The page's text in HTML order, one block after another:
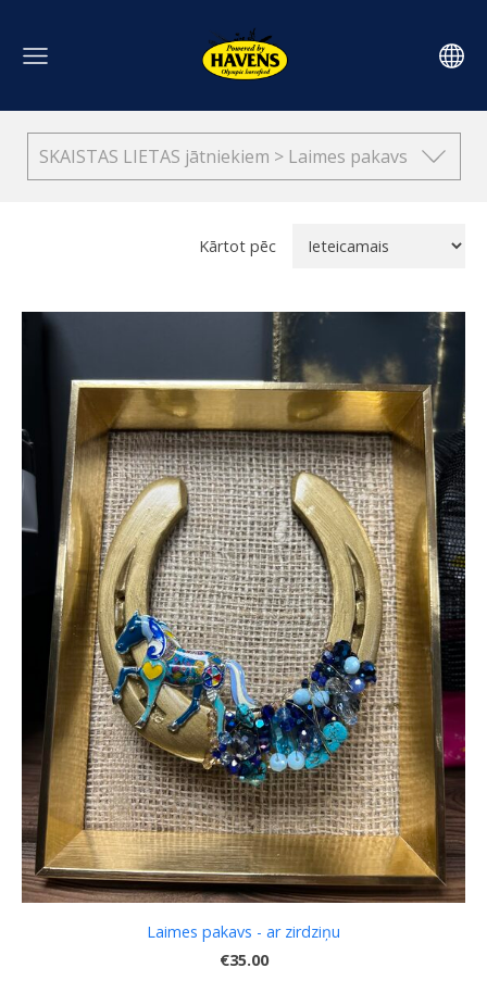
SKAISTAS LIETAS jātniekiem > Laimes pakavs
Kārtot pēc
Laimes pakavs - ar zirdziņu
€35.00